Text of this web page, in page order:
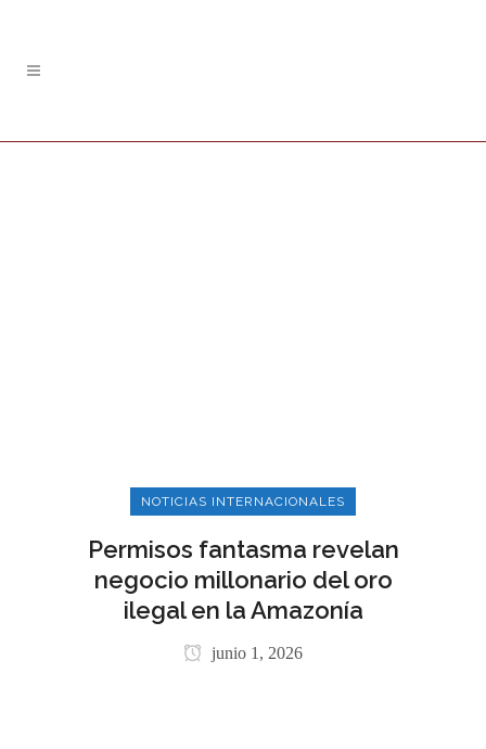
NOTICIAS INTERNACIONALES
Permisos fantasma revelan
negocio millonario del oro
ilegal en la Amazonía
junio 1, 2026